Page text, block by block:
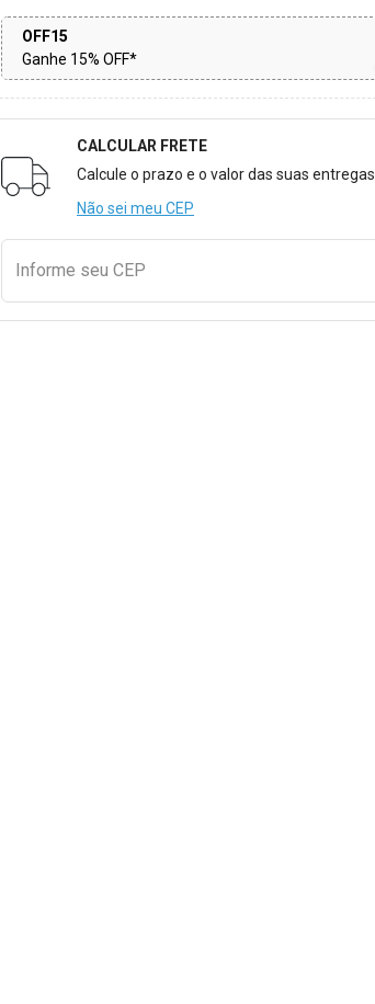
OFF15
Ganhe 15% OFF*
Formulário para Calcular o Frete
CALCULAR FRETE
Calcule o prazo e o valor das suas entregas
Não sei meu CEP
Informe seu CEP